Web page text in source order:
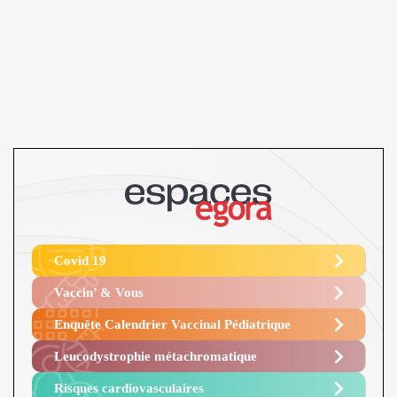
Covid 19
Vaccin’ & Vous
Enquête Calendrier Vaccinal Pédiatrique
Leucodystrophie métachromatique
Risques cardiovasculaires